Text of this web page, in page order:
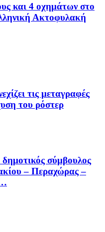
και 4 οχημάτων στο
Ακτοφυλακή
τις μεταγραφές
του ρόστερ
σύμβουλος
– Περαχώρας –